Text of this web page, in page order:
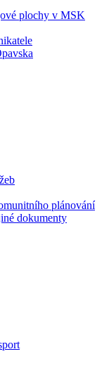
plochy v MSK
plánování
dokumenty